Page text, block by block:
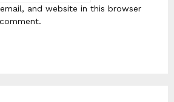
and website in this browser